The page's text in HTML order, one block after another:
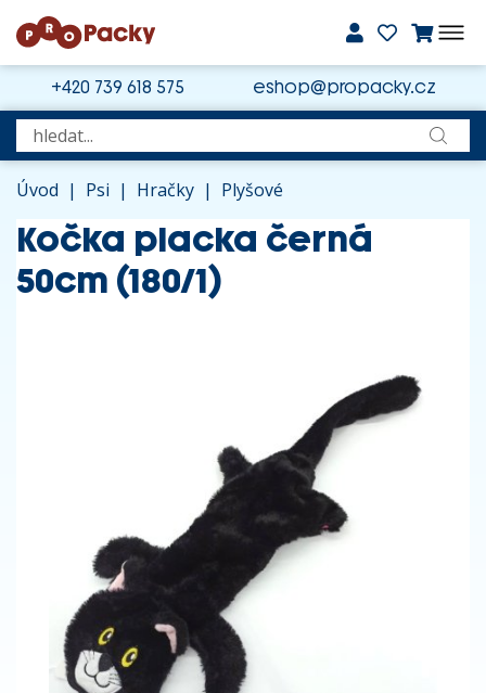
+420 739 618 575 eshop@propacky.cz
Úvod | Psi | Hračky | Plyšové
Kočka placka černá
50cm (180/1)